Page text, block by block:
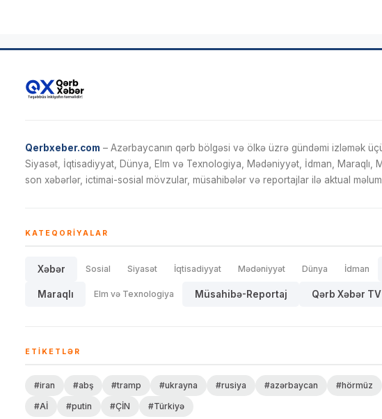
Qerbxeber.com – Azərbaycanın qərb bölgəsi və ölkə üzrə gündəmi izləmək
Siyasət, İqtisadiyyat, Dünya, Elm və Texnologiya, Mədəniyyət, İdman, Maraqlı,
son xəbərlər, ictimai-sosial mövzular, müsahibələr və reportajlar ilə aktual
KATEQORIYALAR
Xəbər Sosial Siyasət İqtisadiyyat Mədəniyyət Dünya İdman
Maraqlı Elm və Texnologiya Müsahibə-Reportaj Qərb Xəbər TV
ETIKETLƏR
#iran #abş #tramp #ukrayna #rusiya #azərbaycan #hörmüz
#Aİ
#putin #ÇİN #Türkiyə